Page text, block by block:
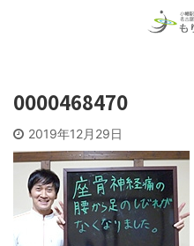
0000468470
2019年12月29日